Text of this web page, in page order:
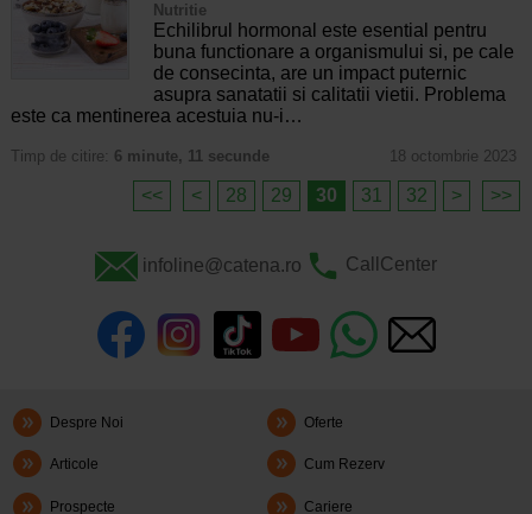
Nutritie
Echilibrul hormonal este esential pentru
buna functionare a organismului si, pe cale
de consecinta, are un impact puternic
asupra sanatatii si calitatii vietii. Problema
este ca mentinerea acestuia nu-i…
Timp de citire: 6 minute, 11 secunde 18 octombrie 2023
<< < 28 29 30 31 32 > >>
infoline@catena.ro CallCenter
Despre Noi Oferte
Articole Cum Rezerv
Prospecte Cariere